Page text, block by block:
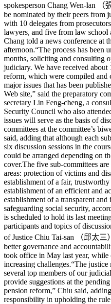
spokesperson Chang Wen-lan （
be nominated by their peers from
with 10 delegates from
lawyers, and five from law school
Chang told a news conference at
afternoon.“The process has been
months, soliciting and consulting
judiciary. We have received
reform, which were compiled and
major issues that has been
Web site,” said the preparatory
secretary Lin Feng-cheng, a
Security Council who also
issues will serve as the basis of
committees at the committee’s
said, adding that although each
six discussion sessions in the
could be arranged depending on
cover.The five sub-committees
areas: protection of victims and
establishment of a fair,
establishment of an efficient and
establishment of a transparent
safeguarding social security,
is scheduled to hold its last
participants and topics of
of Justice Chiu Tai-san （邱太三
better governance and
took office in May last year, while
increasing challenges.“The
several top members of our
provide suggestions at the
pension reform,” Chiu said,
responsibility in upholding the